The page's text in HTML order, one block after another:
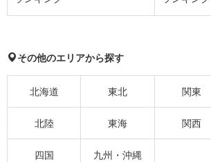
その他のエリアから探す
北海道 東北 関東
北陸 東海 関西
四国 九州・沖縄